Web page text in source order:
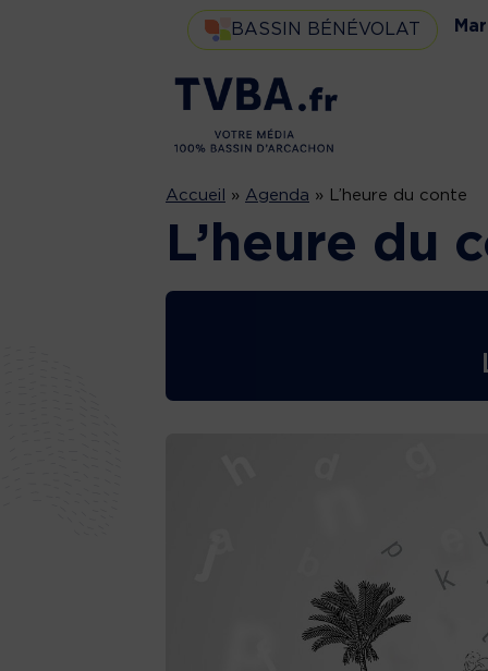
BASSIN BÉNÉVOLAT
Accueil » Agenda » L’heure du conte
L’heure du